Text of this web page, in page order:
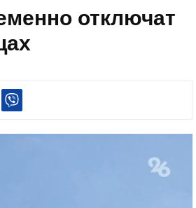
отключат